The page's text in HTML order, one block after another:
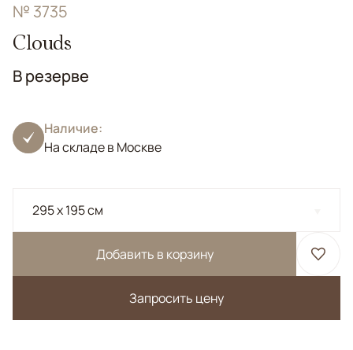
№ 3735
Clouds
В резерве
Наличие:
На складе в Москве
295 x 195 см
Добавить в корзину
Запросить цену